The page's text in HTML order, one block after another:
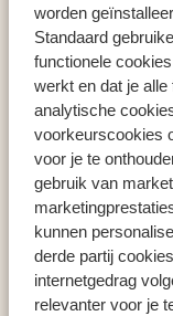
worden
Standaard
functionele
werkt en dat je
analytische
voorkeurscookies
voor je te
gebruik van
kunnen
derde partij
internetgedrag
relevanter voor je
Populaire